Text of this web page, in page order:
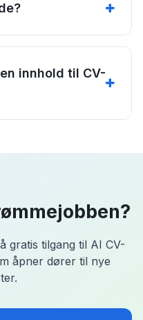
innhold til CV-
gratis tilgang til AI CV-
åpner dører til nye